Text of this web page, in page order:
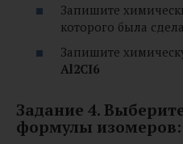
Запишите
которого была
Запишите
Al2CI6
Задание 4.
формулы изомеров: